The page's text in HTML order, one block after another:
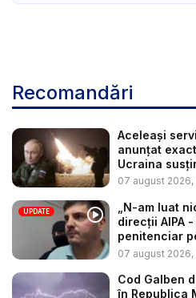
Recomandări
Aceleași
anunțat
Ucraina
07 august
UPDATE
„N-am luat
direcții AIPA
penitenciar
cerc...
07 august 2026,
Cod Galben
în Republica